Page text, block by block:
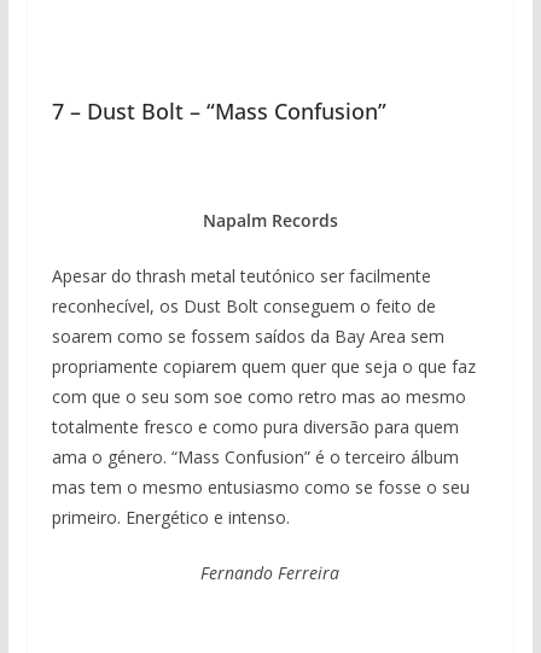
7 – Dust Bolt – “Mass Confusion”
Napalm Records
Apesar do thrash metal teutónico ser facilmente
reconhecível, os Dust Bolt conseguem o feito de
soarem como se fossem saídos da Bay Area sem
propriamente copiarem quem quer que seja o que faz
com que o seu som soe como retro mas ao mesmo
totalmente fresco e como pura diversão para quem
ama o género. “Mass Confusion” é o terceiro álbum
mas tem o mesmo entusiasmo como se fosse o seu
primeiro. Energético e intenso.
Fernando Ferreira